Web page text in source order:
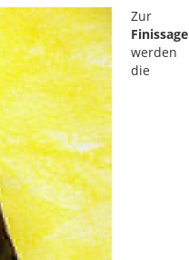
Zur
Finissage
werden
die